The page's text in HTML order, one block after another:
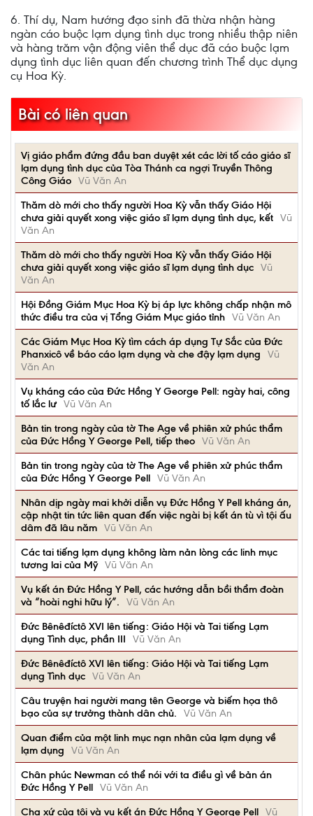
6. Thí dụ, Nam hướng đạo sinh đã thừa nhận hàng
ngàn cáo buộc lạm dụng tình dục trong nhiều thập niên
và hàng trăm vận động viên thể dục đã cáo buộc lạm
dụng tình dục liên quan đến chương trình Thể dục dụng
cụ Hoa Kỳ.
Bài có liên quan
Vị giáo phẩm đứng đầu ban duyệt xét các lời tố cáo giáo sĩ
lạm dụng tình dục của Tòa Thánh ca ngợi Truyền Thông
Công Giáo Vũ Văn An
Thăm dò mới cho thấy người Hoa Kỳ vẫn thấy Giáo Hội
chưa giải quyết xong việc giáo sĩ lạm dụng tình dục, kết Vũ
Văn An
Thăm dò mới cho thấy người Hoa Kỳ vẫn thấy Giáo Hội
chưa giải quyết xong việc giáo sĩ lạm dụng tình dục Vũ
Văn An
Hội Đồng Giám Mục Hoa Kỳ bị áp lực không chấp nhận mô
thức điều tra của vị Tổng Giám Mục giáo tỉnh Vũ Văn An
Các Giám Mục Hoa Kỳ tìm cách áp dụng Tự Sắc của Đức
Phanxicô về báo cáo lạm dụng và che đậy lạm dụng
Vũ
Văn An
Vụ kháng cáo của Đức Hồng Y George Pell: ngày hai, công
tố lắc lư Vũ Văn An
Bản tin trong ngày của tờ The Age về phiên xử phúc thẩm
của Đức Hồng Y George Pell, tiếp theo Vũ Văn An
Bản tin trong ngày của tờ The Age về phiên xử phúc thẩm
của Đức Hồng Y George Pell Vũ Văn An
Nhân dịp ngày mai khởi diễn vụ Đức Hồng Y Pell kháng án,
cập nhật tin tức liên quan đến việc ngài bị kết án tù vì tội ấu
dâm đã lâu năm Vũ Văn An
Các tai tiếng lạm dụng không làm nản lòng các linh mục
tương lai của Mỹ Vũ Văn An
Vụ kết án Đức Hồng Y Pell, các hướng dẫn bồi thẩm đoàn
và “hoài nghi hữu lý”.
Vũ Văn An
Đức Bênêđíctô XVI lên tiếng: Giáo Hội và Tai tiếng Lạm
dụng Tình dục, phần III
Vũ Văn An
Đức Bênêđíctô XVI lên tiếng: Giáo Hội và Tai tiếng Lạm
dụng Tình dục Vũ Văn An
Câu truyện hai người mang tên George và biếm họa thô
bạo của sự trưởng thành dân chủ.
Vũ Văn An
Quan điểm của một linh mục nạn nhân của lạm dụng về
lạm dụng
Vũ Văn An
Chân phúc Newman có thể nói với ta điều gì về bản án
Đức Hồng Y Pell Vũ Văn An
Cha xứ của tôi và vụ kết án Đức Hồng Y George Pell Vũ